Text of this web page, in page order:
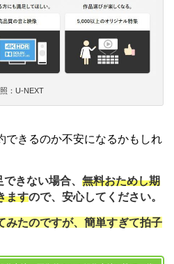
：U-NEXT
できるのか不安になるかもしれ
きない場合、 無料おためし期
ますので、安心してください。
みたのですが、簡単すぎて拍子